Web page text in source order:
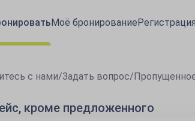
Моё бронирование
с нами/Задать вопрос/
кроме предложенного